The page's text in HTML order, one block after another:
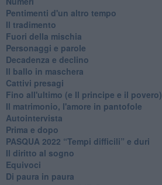
Pentimenti d'un altro tempo
Il tradimento
Fuori della mischia
Personaggi e parole
Decadenza e declino
Il ballo in maschera
Cattivi presagi
Fino all'ultimo (e Il principe e il povero)
Il matrimonio, l'amore in pantofole
Autointervista
Prima e dopo
​PASQUA 2022 “Tempi difficili” e duri
Il diritto al sogno
Equivoci
Di paura in paura